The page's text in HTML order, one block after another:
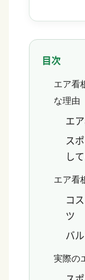
目次
エア看
な理由
エ
ス
し
エア看
コ
ツ
バ
実際の